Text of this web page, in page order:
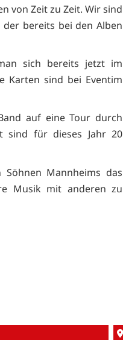
von Zeit zu Zeit. Wir sind
der bereits bei den Alben
sich bereits jetzt im
Karten sind bei Eventim
auf eine Tour durch
sind für dieses Jahr 20
Mannheims das
Musik mit anderen zu